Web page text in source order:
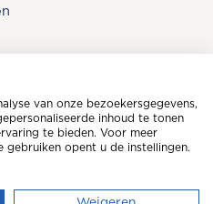
24, 3781 BB
0342-473662
van onze bezoekersgegevens,
inhoud te tonen
te bieden. Voor meer
opent u de instellingen.